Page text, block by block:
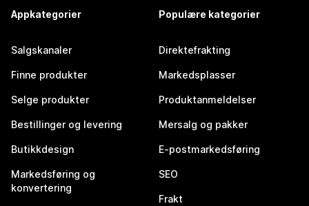
Appkategorier
Salgskanaler
Finne produkter
Selge produkter
Bestillinger og levering
Butikkdesign
Markedsføring og
konvertering
Populære kategorier
Direktefrakting
Markedsplasser
Produktanmeldelser
Mersalg og pakker
E-postmarkedsføring
SEO
Frakt